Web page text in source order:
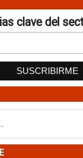
clave del